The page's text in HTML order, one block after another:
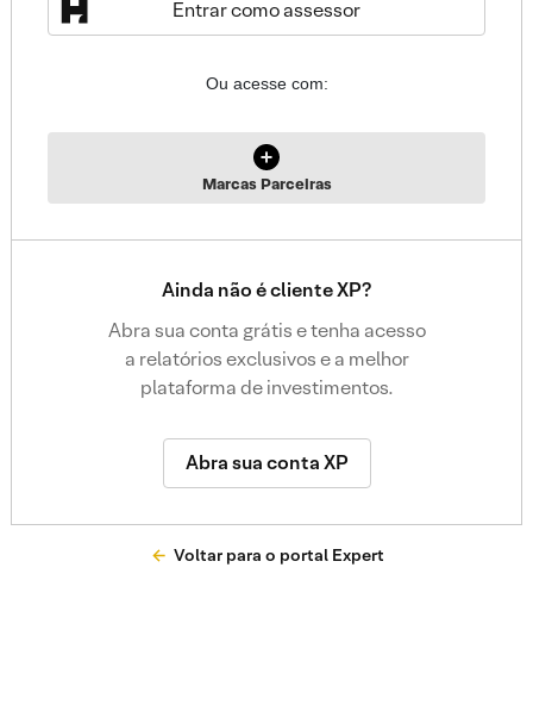
Entrar como assessor
Ou acesse com:
Marcas Parceiras
Ainda não é cliente XP?
Abra sua conta grátis e tenha acesso
a relatórios exclusivos e a melhor
plataforma de investimentos.
Abra sua conta XP
Voltar para o portal Expert